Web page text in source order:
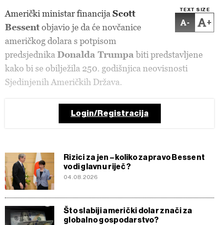
TEXT SIZE
- +
Američki ministar financija Scott
Bessentobjavio je da će novčanice
američkog dolara s potpisom
predsjednika Donalda Trumpa biti predstavljene
kako bi se obilježila 250. godišnjica neovisnosti
Sjedinjenih Američkih Država.
Login/Registracija
Rizici za jen – koliko zapravo Bessent
vodi glavnu riječ?
04.08.2026
Što slabiji američki dolar znači za
globalno gospodarstvo?